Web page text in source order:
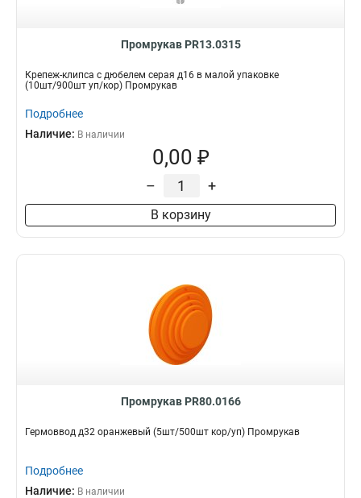
Промрукав PR13.0315
Крепеж-клипса с дюбелем серая д16 в малой упаковке
(10шт/900шт уп/кор) Промрукав
Подробнее
Наличие: В наличии
0,00 ₽
– +
В корзину
Промрукав PR80.0166
Гермоввод д32 оранжевый (5шт/500шт кор/уп) Промрукав
Подробнее
Наличие: В наличии